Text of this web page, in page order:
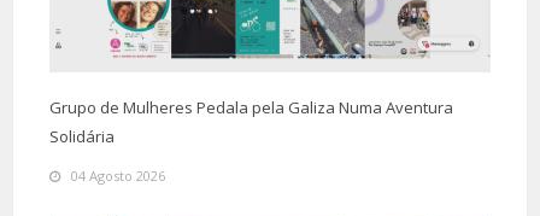
Grupo de Mulheres Pedala pela Galiza Numa Aventura
Solidária
04 Agosto 2026